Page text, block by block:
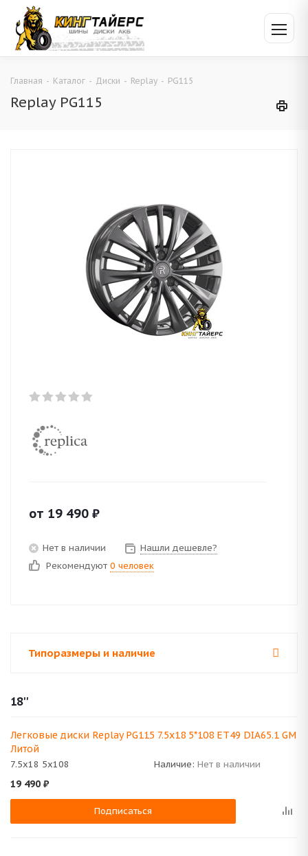
Главная - Каталог - Диски - Replay - PG115
Replay PG115
от 19 490 ₽
Нет в наличии
Нашли дешевле?
Рекомендуют 0 человек
Типоразмеры и наличие
18''
Легковые диски Replay PG115 7.5x18 5*108 ET49 DIA65.1 GM
Литой
7.5x18 5x108 Наличие: Нет в наличии
19 490 ₽
Подписаться